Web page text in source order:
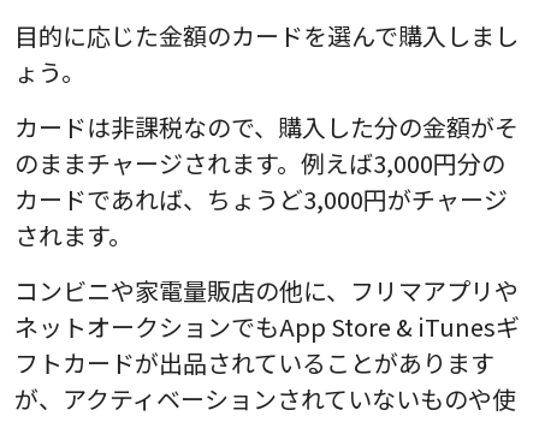
目的に応じた金額のカードを選んで購入しまし
ょう。
カードは非課税なので、購入した分の金額がそ
のままチャージされます。例えば3,000円分の
カードであれば、ちょうど3,000円がチャージ
されます。
コンビニや家電量販店の他に、フリマアプリや
ネットオークションでもApp Store & iTunesギ
フトカードが出品されていることがあります
が、アクティベーションされていないものや使